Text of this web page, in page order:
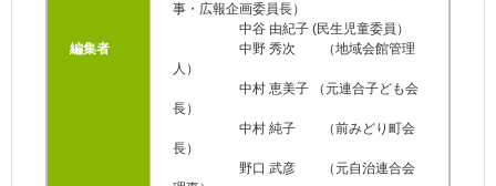
編集者
事・広報企画委員長）
中谷 由紀子 (民生児童委員）
中野 秀次 （地域会館管理
人）
中村 恵美子 （元連合子ども会
長）
中村 純子 （前みどり町会
長）
野口 武彦 （元自治連合会